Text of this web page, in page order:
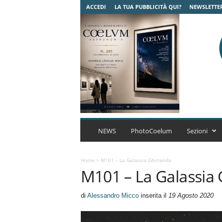
ACCEDI LA TUA PUBBLICITÀ QUI?
C
A
r
NEWS PhotoCoelum Sezioni
Home > M101 – La Galassia Ghirlanda
M101 – La
di Alessandro Miccoinserita il 19 Agosto 2020